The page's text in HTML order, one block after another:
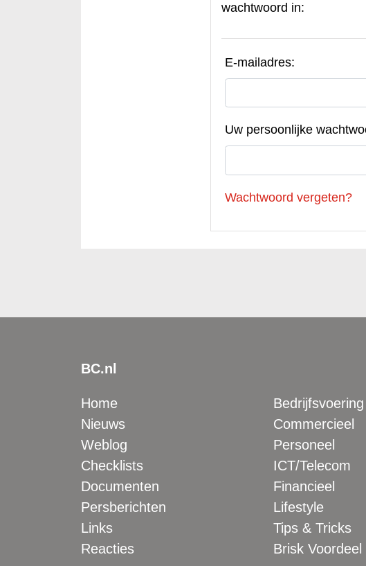
wachtwoord in:
E-mailadres:
Uw persoonlijke
Wachtwoord vergeten?
BC.nl
Home
Nieuws
Weblog
Checklists
Documenten
Persberichten
Links
Reacties
Bedrijfsvoering
Commercieel
Personeel
ICT/Telecom
Financieel
Lifestyle
Tips & Tricks
Brisk Voordeel